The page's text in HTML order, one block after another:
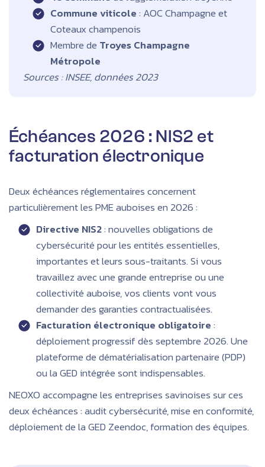
Commune viticole: AOC Champagne et
Coteaux champenois
Membre de Troyes Champagne
Métropole
Sources : INSEE, données 2023
Échéances 2026 : NIS2 et
facturation électronique
Deux échéances réglementaires concernent
particulièrement les PME auboises en 2026 :
Directive NIS2: nouvelles obligations de
cybersécurité pour les entités essentielles,
importantes et leurs sous-traitants. Si vous
travaillez avec une grande entreprise ou une
collectivité auboise, vos clients vont vous
demander des garanties contractualisées.
Facturation électronique obligatoire:
déploiement progressif dès septembre 2026. Une
plateforme de dématérialisation partenaire (PDP)
ou la GED intégrée sont indispensables.
NEOXO accompagne les entreprises savinoises sur ces
deux échéances : audit cybersécurité, mise en conformité,
déploiement de la GED Zeendoc, formation des équipes.